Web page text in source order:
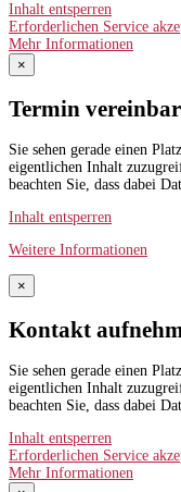
Inhalt entsperren
Erforderlichen Service
Mehr Informationen
×
Termin
Sie sehen gerade einen
eigentlichen Inhalt
beachten Sie, dass dabei
Inhalt entsperren
Weitere Informationen
×
Kontakt
Sie sehen gerade einen
eigentlichen Inhalt
beachten Sie, dass dabei
Inhalt entsperren
Erforderlichen Service
Mehr Informationen